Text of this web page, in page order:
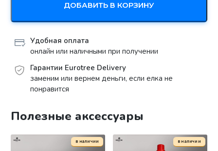
ДОБАВИТЬ В КОРЗИНУ
Удобная оплата
онлайн или наличными при получении
Гарантии Eurotree Delivery
заменим или вернем деньги, если елка не
понравится
Полезные аксессуары
в наличии в наличии